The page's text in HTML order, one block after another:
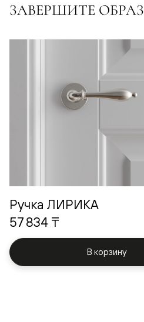
ЗАВЕРШИТЕ ОБРАЗ
Ручка ЛИРИКА
57 834 ₸
В корзину